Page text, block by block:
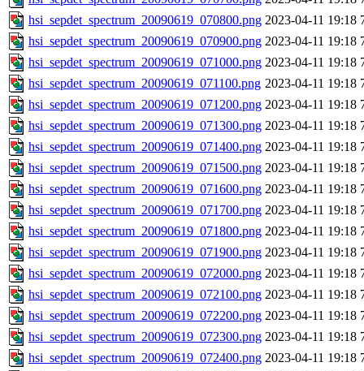
hsi_sepdet_spectrum_20090619_070800.png 2023-04-11 19:18
hsi_sepdet_spectrum_20090619_070900.png 2023-04-11 19:18
hsi_sepdet_spectrum_20090619_071000.png 2023-04-11 19:18
hsi_sepdet_spectrum_20090619_071100.png 2023-04-11 19:18
hsi_sepdet_spectrum_20090619_071200.png 2023-04-11 19:18
hsi_sepdet_spectrum_20090619_071300.png 2023-04-11 19:18
hsi_sepdet_spectrum_20090619_071400.png 2023-04-11 19:18
hsi_sepdet_spectrum_20090619_071500.png 2023-04-11 19:18
hsi_sepdet_spectrum_20090619_071600.png 2023-04-11 19:18
hsi_sepdet_spectrum_20090619_071700.png 2023-04-11 19:18
hsi_sepdet_spectrum_20090619_071800.png 2023-04-11 19:18
hsi_sepdet_spectrum_20090619_071900.png 2023-04-11 19:18
hsi_sepdet_spectrum_20090619_072000.png 2023-04-11 19:18
hsi_sepdet_spectrum_20090619_072100.png 2023-04-11 19:18
hsi_sepdet_spectrum_20090619_072200.png 2023-04-11 19:18
hsi_sepdet_spectrum_20090619_072300.png 2023-04-11 19:18
hsi_sepdet_spectrum_20090619_072400.png 2023-04-11 19:18